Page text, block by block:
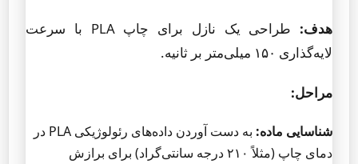
هدف:
طراحی یک نازل برای چاپ PLA با سرعت
لایه‌گذاری ۱۵۰ میلی‌متر بر ثانیه.
مراحل:
شناسایی ماده:
به دست آوردن داده‌های رئولوژیکی PLA در
دمای چاپ (مثلاً ۲۱۰ درجه سانتی‌گراد) برای برازش